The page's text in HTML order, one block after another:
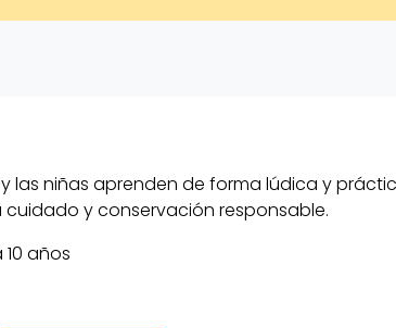
las niñas aprenden de forma lúdica y
cuidado y conservación responsable.
años